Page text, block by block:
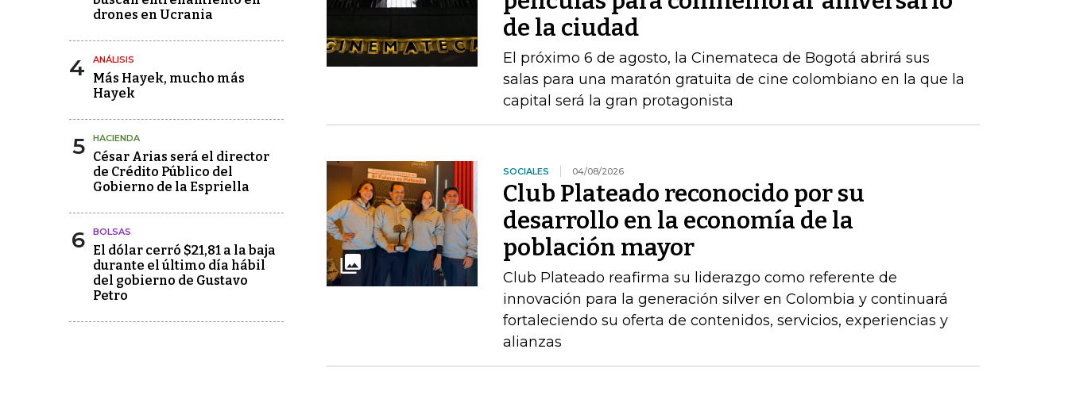
drones en Ucrania
4 ANÁLISIS
Más Hayek, mucho más
Hayek
5 HACIENDA
César Arias será el director
de Crédito Público del
Gobierno de la Espriella
6 BOLSAS
El dólar cerró $21,81 a la baja
durante el último día hábil
del gobierno de Gustavo
Petro
de la ciudad
El próximo 6 de agosto, la Cinemateca de Bogotá abrirá sus
salas para una maratón gratuita de cine colombiano en la que la
capital será la gran protagonista
SOCIALES 04/08/2026
Club Plateado reconocido por su
desarrollo en la economía de la
población mayor
Club Plateado reafirma su liderazgo como referente de
innovación para la generación silver en Colombia y continuará
fortaleciendo su oferta de contenidos, servicios, experiencias y
alianzas